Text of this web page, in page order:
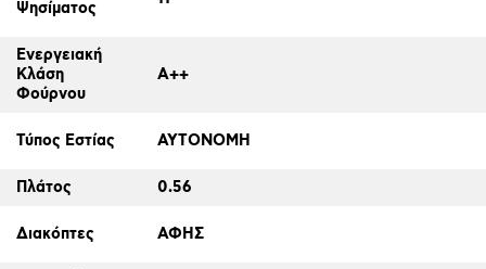
Ψησίματος
Ενεργειακή
Κλάση
Φούρνου
A++
Τύπος Εστίας ΑΥΤΟΝΟΜΗ
Πλάτος 0.56
Διακόπτες ΑΦΗΣ